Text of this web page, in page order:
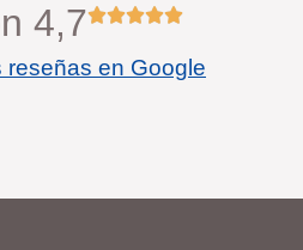
4,7
reseñas en Google